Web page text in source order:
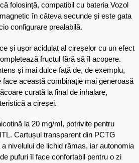
folosință, compatibil cu bateria Vozol
în câteva secunde și este gata
configurare prealabilă.
și ușor acidulat al cireșelor cu un efect
fructul fără să îl acopere.
și mai dulce față de, de exemplu,
această combinație mai generoasă
curată la final de inhalare,
a cireșei.
la 20 mg/ml, potrivite pentru
Cartușul transparent din PCTG
nivelului de lichid rămas, iar autonomia
pufuri îl face confortabil pentru o zi